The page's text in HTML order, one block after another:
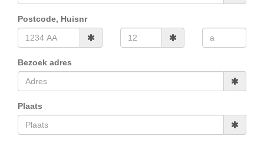
Postcode, Huisnr
Bezoek adres
Plaats